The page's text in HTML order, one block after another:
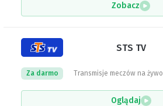
Zobacz
STS TV
Transmisje meczów na żywo
Za darmo
Oglądaj